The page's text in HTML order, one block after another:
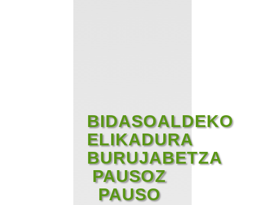
BIDASOALDEKO
ELIKADURA
BURUJABETZA
PAUSOZ
PAUSO